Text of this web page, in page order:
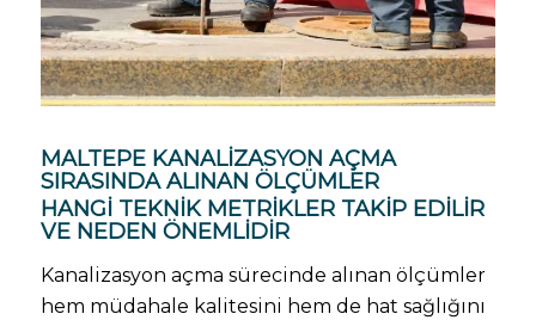
MALTEPE KANALIZASYON AÇMA
SIRASINDA ALINAN ÖLÇÜMLER
HANGI TEKNIK METRIKLER TAKIP EDILIR
VE NEDEN ÖNEMLIDIR
Kanalizasyon açma sürecinde alınan ölçümler
hem müdahale kalitesini hem de hat sağlığını